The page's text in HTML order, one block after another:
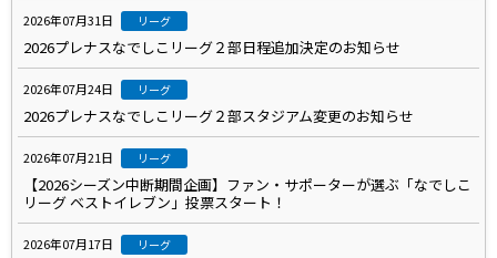
2026年07月31日 リーグ
2026プレナスなでしこリーグ２部日程追加決定のお知らせ
2026年07月24日 リーグ
2026プレナスなでしこリーグ２部スタジアム変更のお知らせ
2026年07月21日 リーグ
【2026シーズン中断期間企画】ファン・サポーターが選ぶ「なでしこ
リーグ ベストイレブン」投票スタート！
2026年07月17日 リーグ